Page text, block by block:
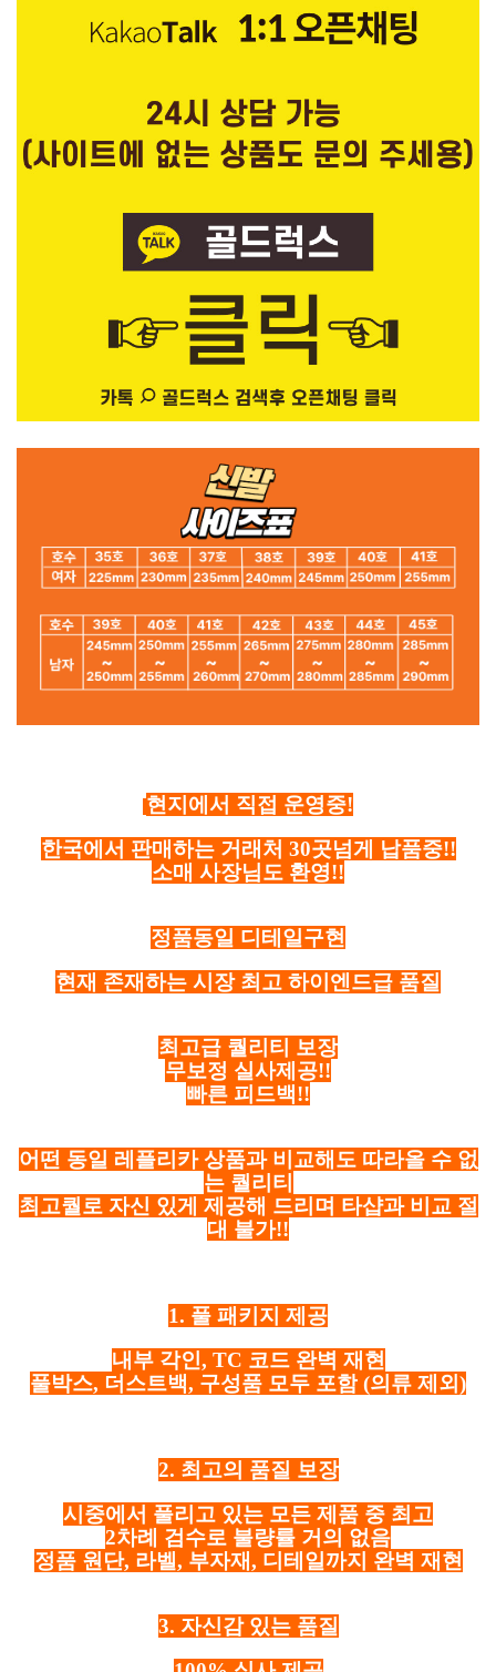
현지에서 직접 운영중!
한국에서 판매하는 거래처 30곳넘게 납품중!!
소매 사장님도 환영!!
정품동일 디테일구현
현재 존재하는 시장 최고 하이엔드급 품질
최고급 퀄리티 보장
무보정 실사제공!!
빠른 피드백!!
어떤 동일 레플리카 상품과 비교해도 따라올 수 없
는 퀄리티
최고퀄로 자신 있게 제공해 드리며 타샵과 비교 절
대 불가!!
1. 풀 패키지 제공
내부 각인, TC 코드 완벽 재현
풀박스, 더스트백, 구성품 모두 포함 (의류 제외)
2. 최고의 품질 보장
시중에서 풀리고 있는 모든 제품 중 최고
2차례 검수로 불량률 거의 없음
정품 원단, 라벨, 부자재, 디테일까지 완벽 재현
3. 자신감 있는 품질